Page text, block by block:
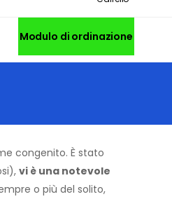
Modulo di ordinazione
congenito. È stato
vi è una notevole
o più del solito,